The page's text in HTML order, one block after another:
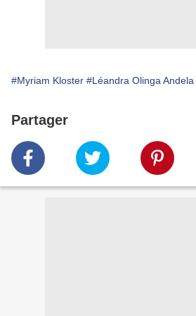
#Myriam Kloster #Léandra Olinga Andela
Partager